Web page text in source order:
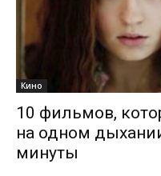
Кино
10 фильмов,
на одном
минуты